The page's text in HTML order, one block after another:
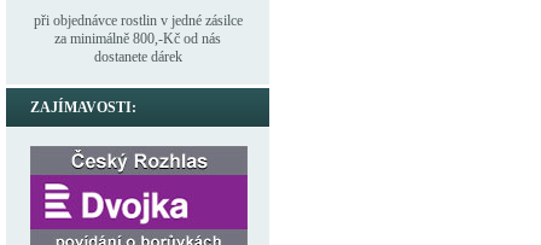
při objednávce rostlin v jedné zásilce
za minimálně 800,-Kč od nás
dostanete dárek
ZAJÍMAVOSTI: